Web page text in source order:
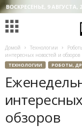
ВОСКРЕСЕНЬЕ, 9 АВГУСТА,
Домой Технологии
интересных новостей и обзоров
ТЕХНОЛОГИИ РОБОТЫ,
обзоров